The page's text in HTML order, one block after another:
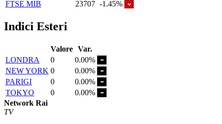
FTSE MIB
23707 -1.45%
Indici Esteri
Valore Var.
LONDRA
0
0.00%
NEW YORK 0
0.00%
PARIGI
0
0.00%
TOKYO
0
0.00%
Network Rai
TV